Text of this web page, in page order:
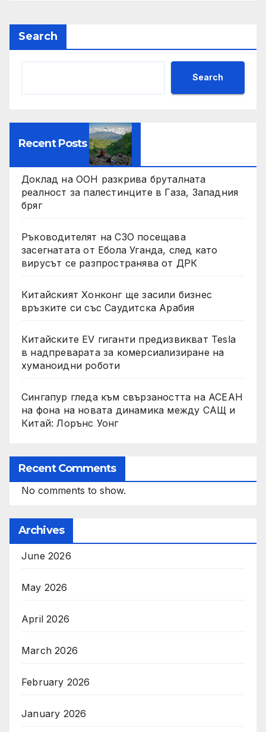
Search
Search
Recent Posts
Доклад на ООН разкрива бруталната
реалност за палестинците в Газа, Западния
бряг
Ръководителят на СЗО посещава
засегнатата от Ебола Уганда, след като
вирусът се разпространява от ДРК
Китайският Хонконг ще засили бизнес
връзките си със Саудитска Арабия
Китайските EV гиганти предизвикват Tesla
в надпреварата за комерсиализиране на
хуманоидни роботи
Сингапур гледа към свързаността на АСЕАН
на фона на новата динамика между САЩ и
Китай: Лорънс Уонг
Recent Comments
No comments to show.
Archives
June 2026
May 2026
April 2026
March 2026
February 2026
January 2026